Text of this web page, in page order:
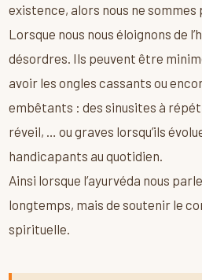
existence, alors nous ne sommes
Lorsque nous nous éloignons de
désordres. Ils peuvent être
avoir les ongles cassants ou
embêtants : des sinusites à
réveil, … ou graves lorsqu’ils
handicapants au quotidien.
Ainsi lorsque l’ayurvéda nous
longtemps, mais de soutenir le
spirituelle.